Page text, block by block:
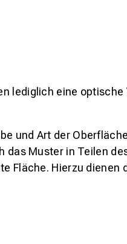
lediglich eine optische
und Art der
Muster in Teilen
Fläche. Hierzu dienen